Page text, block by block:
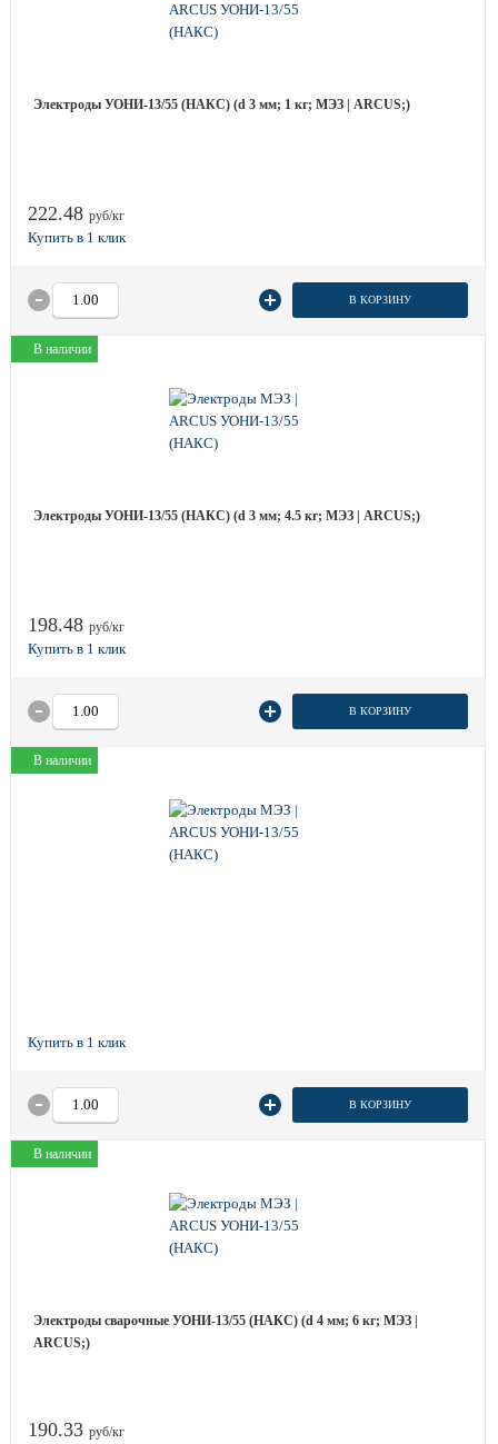
Электроды УОНИ-13/55 (НАКС) (d 3 мм; 1 кг; МЭЗ | ARCUS;)
222.48 руб/кг
В КОРЗИНУ
В наличии
Электроды УОНИ-13/55 (НАКС) (d 3 мм; 4.5 кг; МЭЗ | ARCUS;)
198.48 руб/кг
В КОРЗИНУ
В наличии
В КОРЗИНУ
В наличии
Электроды сварочные УОНИ-13/55 (НАКС) (d 4 мм; 6 кг; МЭЗ |
ARCUS;)
190.33 руб/кг